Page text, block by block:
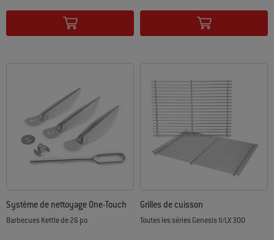
Color Options Color Options
Système de nettoyage One-Touch
Barbecues Kettle de 26 po
Grilles de cuisson
Toutes les séries Genesis II/LX 300